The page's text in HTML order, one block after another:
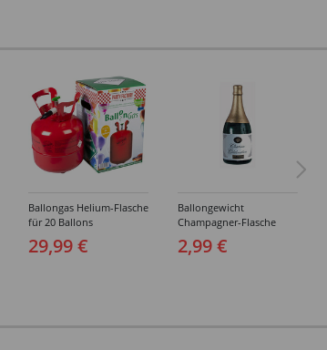
Ballongas Helium-Flasche
für 20 Ballons
29,99 €
Ballongewicht
Champagner-Flasche
2,99 €